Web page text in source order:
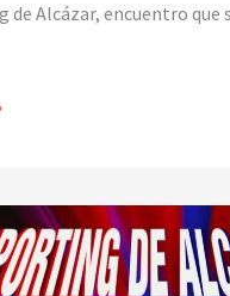
de Alcázar, encuentro que